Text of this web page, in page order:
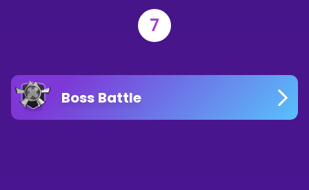
7
Boss Battle